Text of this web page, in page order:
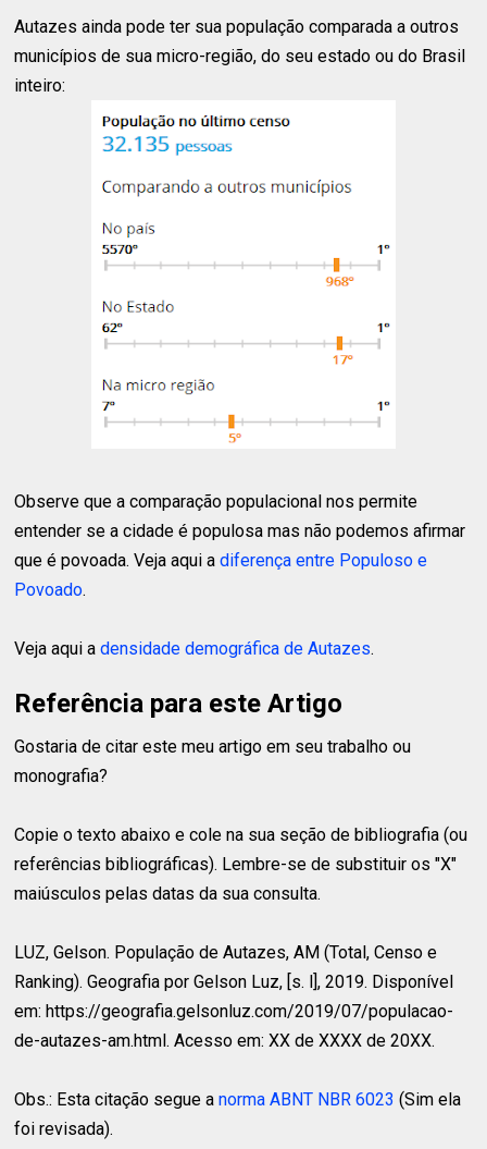
Autazes ainda pode ter sua população comparada a outros
municípios de sua micro-região, do seu estado ou do Brasil
inteiro:
Observe que a comparação populacional nos permite
entender se a cidade é populosa mas não podemos afirmar
que é povoada. Veja aqui adiferença entre Populoso e
Povoado.
Veja aqui adensidade demográfica de Autazes.
Referência para este Artigo
Gostaria de citar este meu artigo em seu trabalho ou
monografia?
Copie o texto abaixo e cole na sua seção de bibliografia (ou
referências bibliográficas). Lembre-se de substituir os "X"
maiúsculos pelas datas da sua consulta.
LUZ, Gelson. População de Autazes, AM (Total, Censo e
Ranking). Geografia por Gelson Luz, [s. l], 2019. Disponível
em: https://geografia.gelsonluz.com/2019/07/populacao-
de-autazes-am.html. Acesso em: XX de XXXX de 20XX.
Obs.: Esta citação segue anorma ABNT NBR 6023 (Sim ela
foi revisada).